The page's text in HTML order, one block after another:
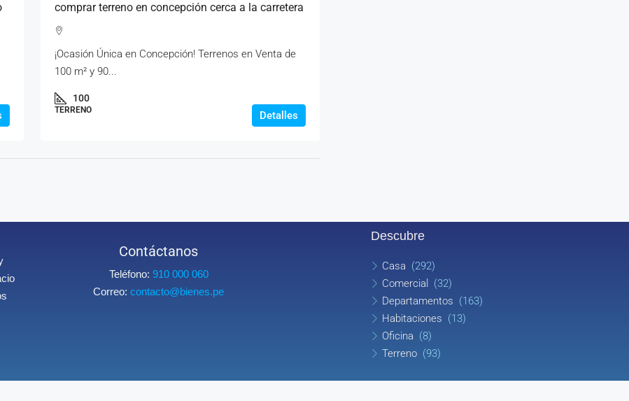
comprar terreno en concepción cerca a la carretera
¡Ocasión Única en Concepción! Terrenos en Venta de
100 m² y 90...
100
TERRENO Detalles
Contáctanos
Teléfono: 910 000 060
Correo:contacto@bienes.pe
Descubre
Casa (292)
Comercial
(32)
Departamentos (163)
Habitaciones (13)
Oficina (8)
Terreno (93)